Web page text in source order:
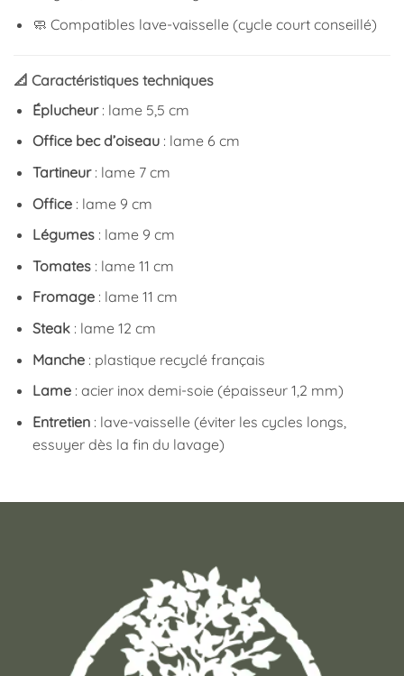
🧼 Compatibles lave-vaisselle (cycle court conseillé)
📐 Caractéristiques techniques
Éplucheur: lame 5,5 cm
Office bec d’oiseau: lame 6 cm
Tartineur: lame 7 cm
Office: lame 9 cm
Légumes: lame 9 cm
Tomates: lame 11 cm
Fromage: lame 11 cm
Steak: lame 12 cm
Manche: plastique recyclé français
Lame: acier inox demi-soie (épaisseur 1,2 mm)
Entretien: lave-vaisselle (éviter les cycles longs,
essuyer dès la fin du lavage)